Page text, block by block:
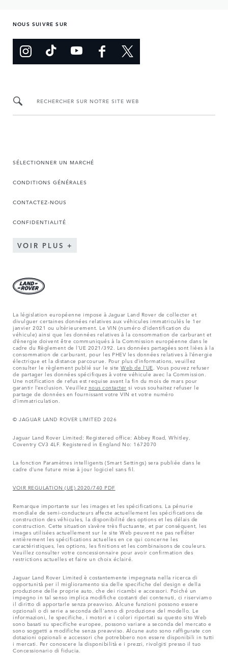
NOUS SUIVRE SUR
RECHERCHER SUR NOTRE SITE WEB
SÉLECTIONNER UN MARCHÉ
CONDITIONS GÉNÉRALES
CONTACTEZ-NOUS
CONFIDENTIALITÉ
VOIR PLUS
La législation européenne impose à Jaguar Land Rover de collecter et
divulguer certaines données relatives aux véhicules immatriculés le 1er
janvier 2021 ou ultérieurement. Le VIN (numéro d’identification du
véhicule) ainsi que les données relatives à la consommation de carburant et
d’énergie doivent être communiqués à la Commission européenne dans le
cadre du Règlement de l’UE 2021/392. Les données partagées sont liées à la
consommation de carburant, pour les PHEV les données relatives à l’énergie
électrique et la distance parcourue. Pour plus d’informations, veuillez
consulter le règlement publié sur le site Web de l’UE. Vous pouvez refuser
de partager les données spécifiques à votre véhicule avec la Commission.
Une notification de refus est requise avant la fin du mois de mars pour
garantir l’exclusion. Veuillez nous contacter si vous souhaitez refuser le
partage de données en fournissant votre VIN et votre numéro
d’immatriculation.
© JAGUAR LAND ROVER LIMITED 2026
Jaguar Land Rover Limited: Registered office: Abbey Road, Whitley,
Coventry CV3 4LF. Registered in England No: 1672070
La fonction Paramètres intelligents (Smart Settings) sera publiée dans le
cadre d’une future mise à jour logiciel sans fil.
VOIR REGULATION (UE) 2020/740 PDF
Remarque importante sur les images et les spécifications. La pénurie
mondiale de semi-conducteurs affecte actuellement les spécifications de
construction des véhicules, la disponibilité des options et les délais de
construction. Cette situation s’avère très fluctuante, et par conséquent, les
images utilisées actuellement sur le site Web peuvent ne pas refléter
entièrement les spécifications actuelles en ce qui concerne les
caractéristiques, les options, les finitions et les combinaisons de couleurs.
Veuillez consulter votre concessionnaire pour avoir confirmation des
restrictions actuelles et faire un choix éclairé.
Jaguar Land Rover Limited è costantemente impegnata nella ricerca di
opportunità per il miglioramento sia delle specifiche del design e della
produzione delle proprie auto, che dei ricambi e accessori. Poiché un
impegno in tal senso implica modifiche costanti dei contenuti, ci riserviamo
il diritto di apportarle senza preavviso. Alcune funzioni possono essere
opzionali o di serie a seconda dell'anno di produzione del modello. Le
informazioni, le specifiche, i motori e i colori riportati su questo sito Web
sono basati su specifiche europee, possono variare a seconda del mercato e
sono soggetti a modifiche senza preavviso. Alcune auto sono raffigurate con
dotazioni opzionali e accessori che potrebbero non essere disponibili in tutti
i mercati. Per conoscere la disponibilità e i prezzi, rivolgiti presso il tuo
Concessionario di fiducia.